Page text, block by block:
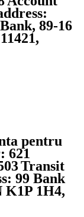
89-16
pentru
621
Transit
99 Bank
K1P 1H4,